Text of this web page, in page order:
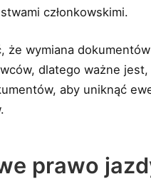
członkowskimi.
że wymiana
dlatego ważne
aby uniknąć
prawo